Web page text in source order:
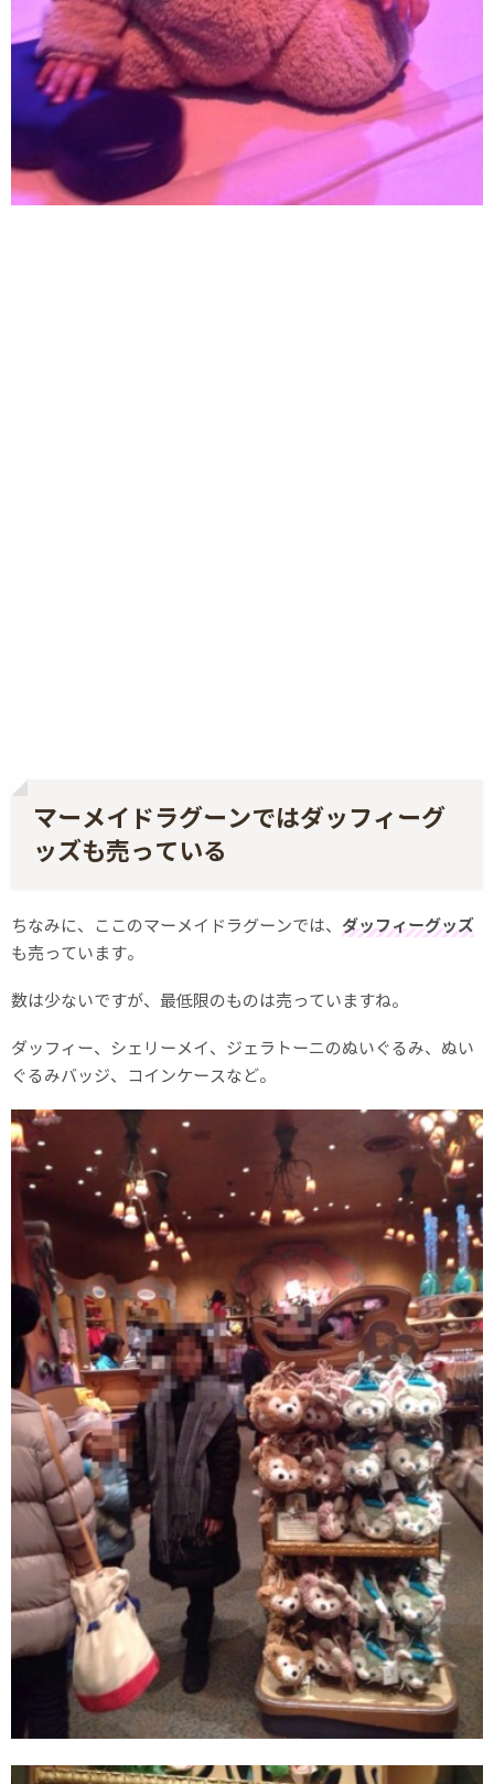
マーメイドラグーンではダッフィーグ
ッズも売っている
ちなみに、ここのマーメイドラグーンでは、 ダッフィーグッズ
も売っています。
数は少ないですが、最低限のものは売っていますね。
ダッフィー、シェリーメイ、ジェラトーニのぬいぐるみ、ぬい
ぐるみバッジ、コインケースなど。